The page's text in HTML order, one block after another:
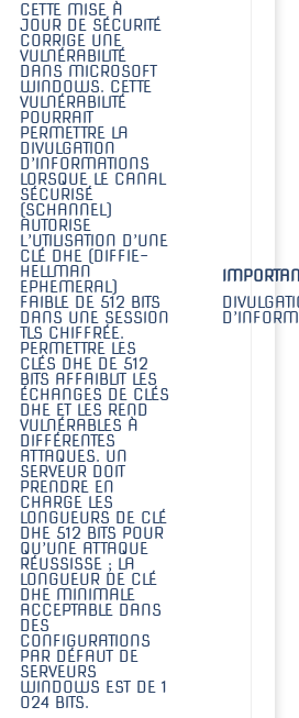
CETTE MISE À
JOUR DE SÉCURITÉ
CORRIGE UNE
VULNÉRABILITÉ
DANS MICROSOFT
WINDOWS. CETTE
VULNÉRABILITÉ
POURRAIT
PERMETTRE LA
DIVULGATION
D’INFORMATIONS
LORSQUE LE CANAL
SÉCURISÉ
(SCHANNEL)
AUTORISE
L’UTILISATION D’UNE
CLÉ DHE (DIFFIE-
HELLMAN
EPHEMERAL)
FAIBLE DE 512 BITS
DANS UNE SESSION
TLS CHIFFRÉE.
PERMETTRE LES
CLÉS DHE DE 512
BITS AFFAIBLIT LES
ÉCHANGES DE CLÉS
DHE ET LES REND
VULNÉRABLES À
DIFFÉRENTES
ATTAQUES. UN
SERVEUR DOIT
PRENDRE EN
CHARGE LES
LONGUEURS DE CLÉ
DHE 512 BITS POUR
QU’UNE ATTAQUE
RÉUSSISSE ; LA
LONGUEUR DE CLÉ
DHE MINIMALE
ACCEPTABLE DANS
DES
CONFIGURATIONS
PAR DÉFAUT DE
SERVEURS
WINDOWS EST DE 1
024 BITS.